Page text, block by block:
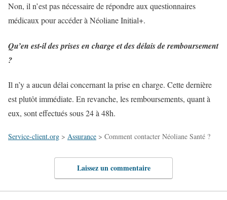
Non, il n’est pas nécessaire de répondre aux questionnaires
médicaux pour accéder à Néoliane Initial+.
Qu’en est-il des prises en charge et des délais de remboursement
?
Il n’y a aucun délai concernant la prise en charge. Cette dernière
est plutôt immédiate. En revanche, les remboursements, quant à
eux, sont effectués sous 24 à 48h.
Service-client.org > Assurance > Comment contacter Néoliane Santé ?
Laissez un commentaire